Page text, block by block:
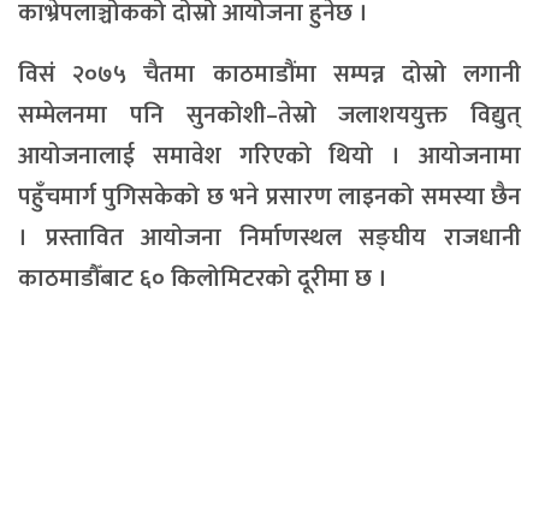
काभ्रेपलाञ्चोकको दोस्रो आयोजना हुनेछ ।
विसं २०७५ चैतमा काठमाडौंमा सम्पन्न दोस्रो लगानी
सम्मेलनमा पनि सुनकोशी–तेस्रो जलाशययुक्त विद्युत्
आयोजनालाई समावेश गरिएको थियो । आयोजनामा
पहुँचमार्ग पुगिसकेको छ भने प्रसारण लाइनको समस्या छैन
। प्रस्तावित आयोजना निर्माणस्थल सङ्घीय राजधानी
काठमाडौँबाट ६० किलोमिटरको दूरीमा छ ।